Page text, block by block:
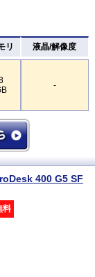
リ 液晶/解像度
-
400 G5 SF
料